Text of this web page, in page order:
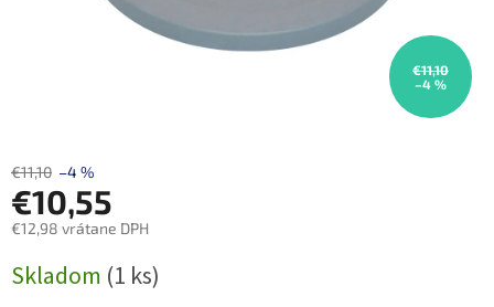
€11,10
–4 %
€11,10 –4 %
€10,55
€12,98 vrátane DPH
cena:
Skladom (1 ks)